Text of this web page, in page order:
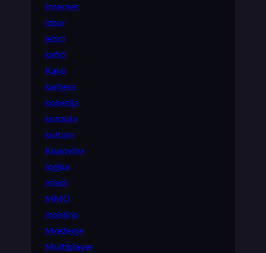
Internet
izbor
jezici
kafići
Kako
karijera
kohezija
konzola
kultura
Kupovina
logika
mladi
MMO
mobilno
Mreženje
Multiplayer